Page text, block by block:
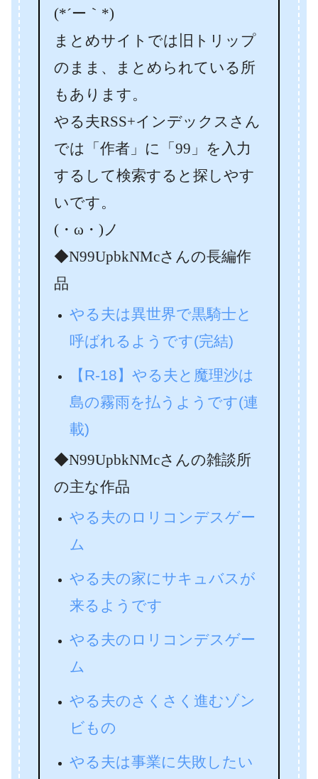
(*´ー｀*)
まとめサイトでは旧トリップ
のまま、まとめられている所
もあります。
やる夫RSS+インデックスさん
では「作者」に「99」を入力
するして検索すると探しやす
いです。
(・ω・)ノ
◆N99UpbkNMcさんの長編作
品
やる夫は異世界で黒騎士と
呼ばれるようです(完結)
【R-18】やる夫と魔理沙は
島の霧雨を払うようです(連
載)
◆N99UpbkNMcさんの雑談所
の主な作品
やる夫のロリコンデスゲー
ム
やる夫の家にサキュバスが
来るようです
やる夫のロリコンデスゲー
ム
やる夫のさくさく進むゾン
ビもの
やる夫は事業に失敗したい